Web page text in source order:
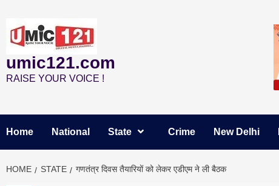
content
umic121.com
RAISE YOUR VOICE !
Home National State Crime New Delhi
HOME STATE गणतंत्र दिवस तैयारियों को लेकर एडीएम ने ली बैठक